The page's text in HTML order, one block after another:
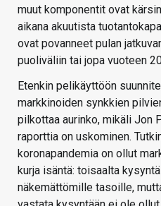
muut komponentit ovat
aikana akuutista
ovat povanneet pulan
puoliväliin tai jopa vuoteen
Etenkin pelikäyttöön
markkinoiden synkkien
pilkottaa aurinko, mikäli Jon
raporttia on uskominen.
koronapandemia on ollut
kurja isäntä: toisaalta
näkemättömille tasoille,